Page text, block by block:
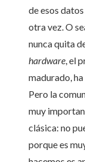
de esos
otra vez. O
nunca quita
hardware, el
madurado,
Pero la
muy
clásica: no
porque es